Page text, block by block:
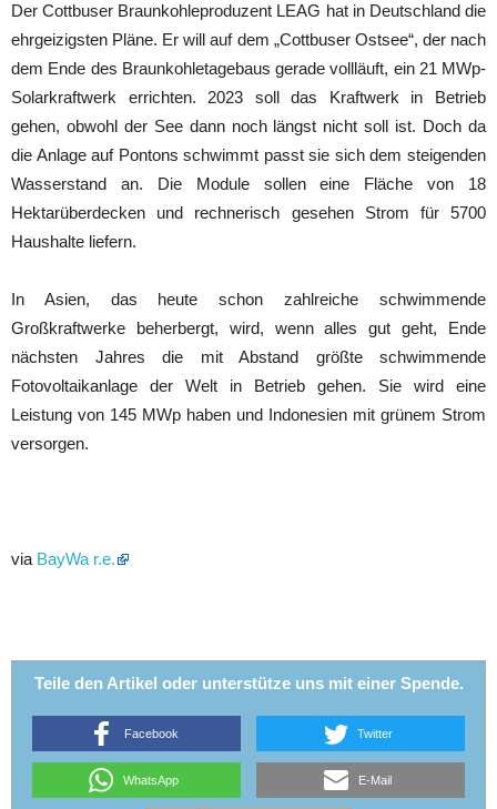
Der Cottbuser Braunkohleproduzent LEAG hat in Deutschland die
ehrgeizigsten Pläne. Er will auf dem „Cottbuser Ostsee“, der nach
dem Ende des Braunkohletagebaus gerade vollläuft, ein 21 MWp-
Solarkraftwerk errichten. 2023 soll das Kraftwerk in Betrieb
gehen, obwohl der See dann noch längst nicht soll ist. Doch da
die Anlage auf Pontons schwimmt passt sie sich dem steigenden
Wasserstand an. Die Module sollen eine Fläche von 18
Hektarüberdecken und rechnerisch gesehen Strom für 5700
Haushalte liefern.
In Asien, das heute schon zahlreiche schwimmende
Großkraftwerke beherbergt, wird, wenn alles gut geht, Ende
nächsten Jahres die mit Abstand größte schwimmende
Fotovoltaikanlage der Welt in Betrieb gehen. Sie wird eine
Leistung von 145 MWp haben und Indonesien mit grünem Strom
versorgen.
via BayWa r.e.
Teile den Artikel oder unterstütze uns mit einer Spende.
Facebook Twitter
WhatsApp E-Mail